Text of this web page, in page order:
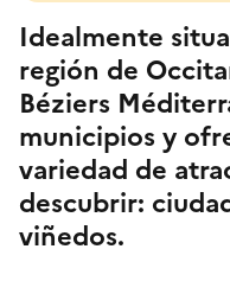
Idealmente
región de
Béziers
municipios y
variedad de
descubrir:
viñedos.